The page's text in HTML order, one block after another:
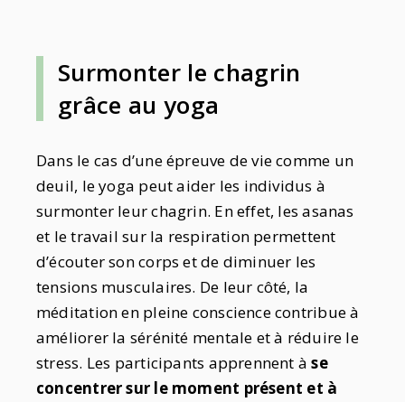
Surmonter le chagrin
grâce au yoga
Dans le cas d’une épreuve de vie comme un
deuil, le yoga peut aider les individus à
surmonter leur chagrin. En effet, les asanas
et le travail sur la respiration permettent
d’écouter son corps et de diminuer les
tensions musculaires. De leur côté, la
méditation en pleine conscience contribue à
améliorer la sérénité mentale et à réduire le
stress. Les participants apprennent àse
concentrer sur le moment présent et à